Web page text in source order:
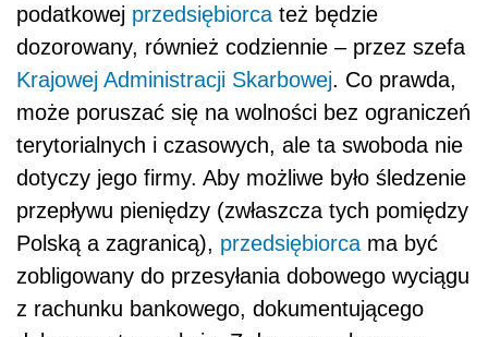
podatkowej przedsiębiorca też będzie
dozorowany, również codziennie – przez szefa
Krajowej Administracji Skarbowej. Co prawda,
może poruszać się na wolności bez ograniczeń
terytorialnych i czasowych, ale ta swoboda nie
dotyczy jego firmy. Aby możliwe było śledzenie
przepływu pieniędzy (zwłaszcza tych pomiędzy
Polską a zagranicą), przedsiębiorca ma być
zobligowany do przesyłania dobowego wyciągu
z rachunku bankowego, dokumentującego